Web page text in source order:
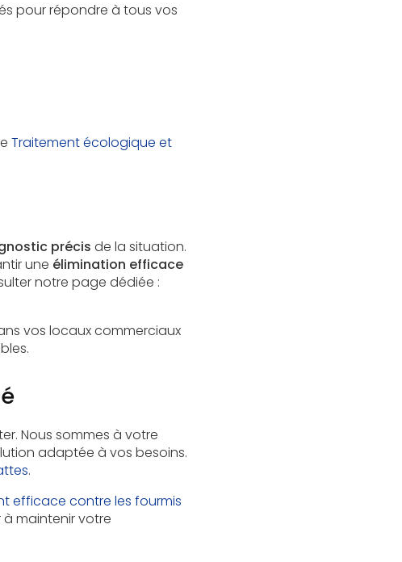
pour répondre à tous vos
Traitement écologique et
précis de la situation.
une élimination efficace
notre page dédiée :
vos locaux commerciaux
Nous sommes à votre
adaptée à vos besoins.
.
efficace contre les fourmis
maintenir votre